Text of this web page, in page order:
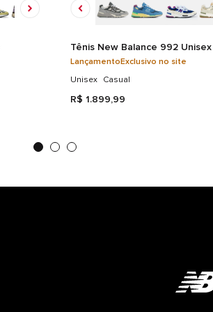
Tênis New Balance 992 Unisex
LançamentoExclusivo no site
Unisex Casual
R$ 1.899,99